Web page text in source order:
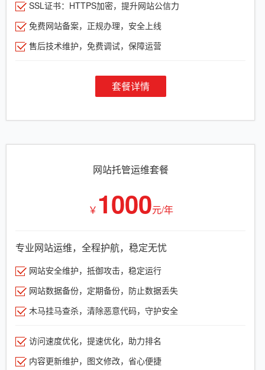
SSL证书：HTTPS加密，提升网站公信力
免费网站备案，正规办理，安全上线
售后技术维护，免费调试，保障运营
套餐详情
网站托管运维套餐
￥ 1000元/年
专业网站运维，全程护航，稳定无忧
网站安全维护，抵御攻击，稳定运行
网站数据备份，定期备份，防止数据丢失
木马挂马查杀，清除恶意代码，守护安全
访问速度优化，提速优化，助力排名
内容更新维护，图文修改，省心便捷